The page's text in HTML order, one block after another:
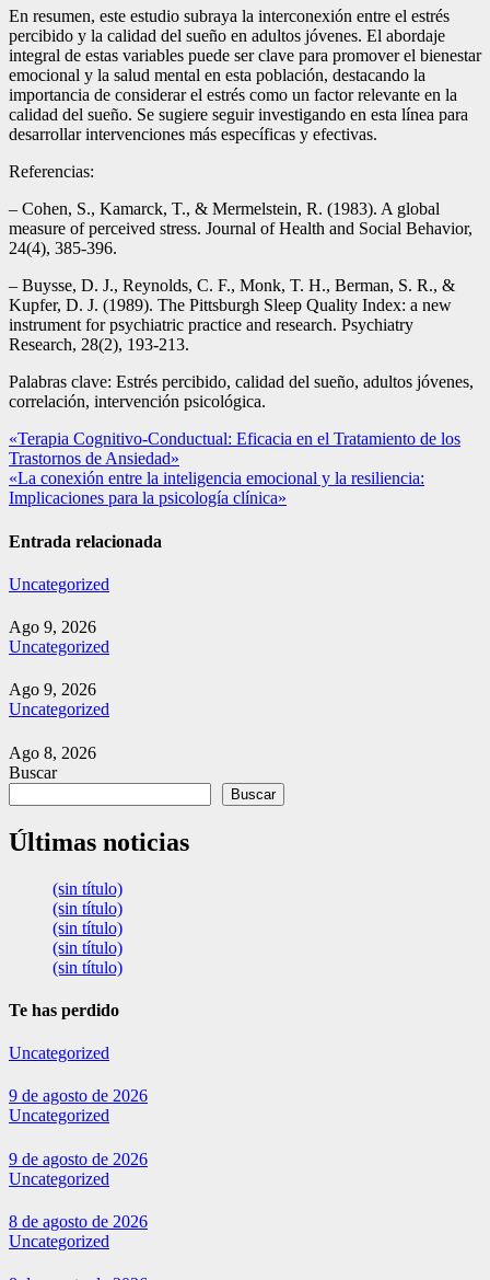
En resumen, este estudio subraya la interconexión entre el estrés
percibido y la calidad del sueño en adultos jóvenes. El abordaje
integral de estas variables puede ser clave para promover el bienestar
emocional y la salud mental en esta población, destacando la
importancia de considerar el estrés como un factor relevante en la
calidad del sueño. Se sugiere seguir investigando en esta línea para
desarrollar intervenciones más específicas y efectivas.
Referencias:
– Cohen, S., Kamarck, T., & Mermelstein, R. (1983). A global
measure of perceived stress. Journal of Health and Social Behavior,
24(4), 385-396.
– Buysse, D. J., Reynolds, C. F., Monk, T. H., Berman, S. R., &
Kupfer, D. J. (1989). The Pittsburgh Sleep Quality Index: a new
instrument for psychiatric practice and research. Psychiatry
Research, 28(2), 193-213.
Palabras clave: Estrés percibido, calidad del sueño, adultos jóvenes,
correlación, intervención psicológica.
Navegación
de
entradas
«Terapia Cognitivo-Conductual: Eficacia en el Tratamiento de los
Trastornos de Ansiedad»
«La conexión entre la inteligencia emocional y la resiliencia:
Implicaciones para la psicología clínica»
Entrada relacionada
Uncategorized
Ago 9, 2026
Uncategorized
Ago 9, 2026
Uncategorized
Ago 8, 2026
Buscar
Buscar
Últimas noticias
(sin título)
(sin título)
(sin título)
(sin título)
(sin título)
Te has perdido
Uncategorized
9 de agosto de 2026
Uncategorized
9 de agosto de 2026
Uncategorized
8 de agosto de 2026
Uncategorized